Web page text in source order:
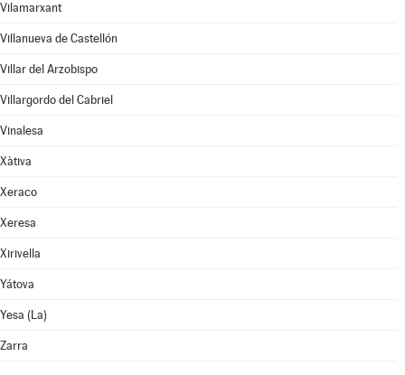
Vilamarxant
Villanueva de Castellón
Villar del Arzobispo
Villargordo del Cabriel
Vinalesa
Xàtiva
Xeraco
Xeresa
Xirivella
Yátova
Yesa (La)
Zarra